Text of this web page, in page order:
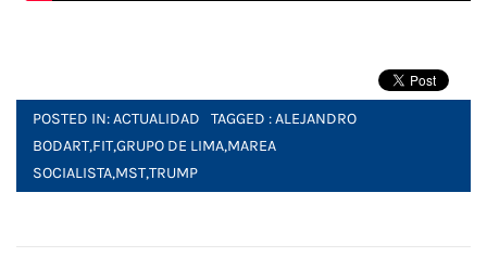
POSTED IN:ACTUALIDAD TAGGED :ALEJANDRO
BODART,FIT,GRUPO DE LIMA,MAREA
SOCIALISTA,MST,TRUMP